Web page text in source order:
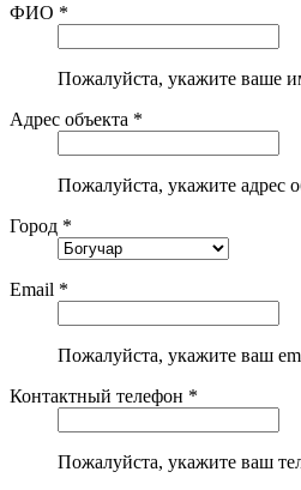
ФИО *
Пожалуйста, укажите ваше
Адрес объекта *
Пожалуйста, укажите адрес
Город *
Email *
Пожалуйста, укажите ваш
Контактный телефон *
Пожалуйста, укажите ваш